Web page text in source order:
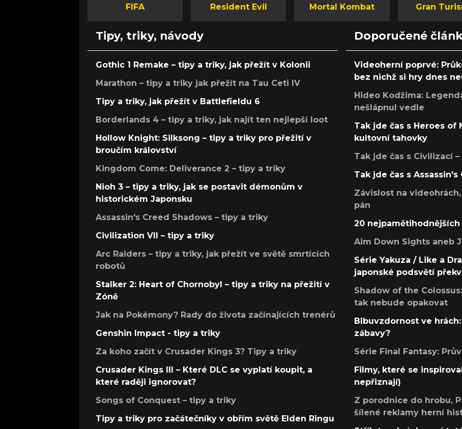
FIFA Resident Evil Mortal Kombat Gran
Tipy, triky, návody
Gothic 1 Remake – tipy a triky, jak přežít v Kolonii
Marathon – tipy a triky jak přežít na Tau Ceti IV
Tipy a triky, jak přežít v Battlefieldu 6
Borderlands 4 – tipy a triky, jak najít ten nejlepší loot
Hollow Knight: Silksong – tipy a triky pro přežití v
broučím království
Kingdom Come: Deliverance 2 – tipy a triky
Nioh 3 – tipy a triky, jak se postavit démonům v
historickém Japonsku
Assassin's Creed Shadows – tipy a triky
Civilization VII – tipy a triky
Arc Raiders – tipy a triky, jak přežít ve světě smrtících
robotů
Stalker 2: Heart of Chornobyl – tipy a triky na přežití v
Zóně
Jak na Pokémony? Rady do života začínajících trenérů
Genshin Impact - tipy a triky
Za koho začít v Crusader Kings 3? Tipy a triky
Crusader Kings III – Které DLC se vyplatí koupit, a
které raději ignorovat?
Songs of Conquest – tipy a triky
Tipy a triky pro začátečníky v obřím světě Elden Ringu
Doporučené
Videoherní poprvé:
bez nichž si hry dnes
Hideo Kodžima:
nešlápnul vedle
Tak jde čas s Heroes of
kultovní tahovky
Tak jde čas s Civilizací
Tak jde čas s
Závislost na
pán
20
Aim Down Sights aneb
Série Yakuza / Like a
japonské podsvětí
Shadow of the
tak nebude opakovat
Blbuvzdornost ve
zábavy?
Série Final Fantasy:
Filmy, které se
nepřiznají)
Z porodnice do hrobu,
šílené reklamy herní